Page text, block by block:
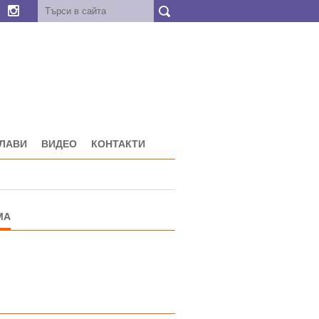
ВИДЕО КОНТАКТИ